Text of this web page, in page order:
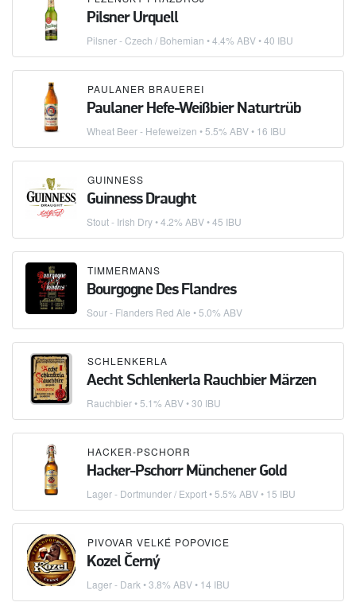
Pilsner Urquell
Pilsner - Czech / Bohemian • 4.4% ABV • 40 IBU
PAULANER BRAUEREI
Paulaner Hefe-Weißbier Naturtrüb
Wheat Beer - Hefeweizen • 5.5% ABV • 16 IBU
GUINNESS
Guinness Draught
Stout - Irish Dry• 4.2% ABV • 45 IBU
TIMMERMANS
Bourgogne Des Flandres
Sour - Flanders Red Ale • 5.0% ABV
SCHLENKERLA
Aecht Schlenkerla Rauchbier Märzen
Rauchbier• 5.1% ABV • 30 IBU
HACKER-PSCHORR
Hacker-Pschorr Münchener Gold
Lager - Dortmunder / Export• 5.5% ABV • 15 IBU
PIVOVAR VELKÉ POPOVICE
Kozel Černý
Lager - Dark • 3.8% ABV • 14 IBU